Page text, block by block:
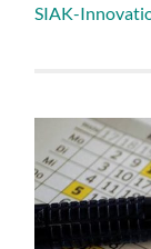
SIAK-